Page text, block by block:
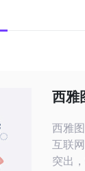
西雅
西雅图
互联
突出